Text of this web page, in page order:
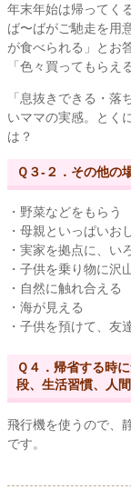
年末年始は帰ってく
ば〜ばがご馳走を用
が食べられる」とお
「色々買ってもらえ
「息抜きできる・
いママの実感。とく
は？
Ｑ３-２．その他の
・野菜などをもらう
・母親といっぱいお
・実家を拠点に、い
・子供を乗り物に沢
・自然に触れ合える
・海が見える
・子供を預けて、友
Ｑ４．帰省する時
段、生活習慣、人
飛行機を使うので、
です。